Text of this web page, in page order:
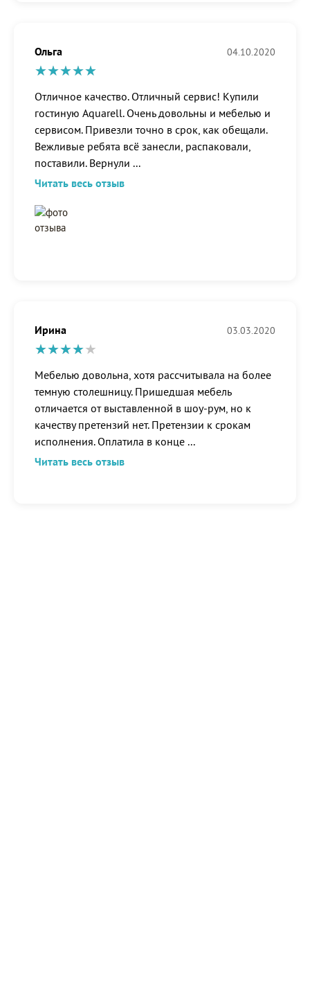
Ольга 04.10.2020
Отличное качество. Отличный сервис! Купили
гостиную Aquarell. Очень довольны и мебелью и
сервисом. Привезли точно в срок, как обещали.
Вежливые ребята всё занесли, распаковали,
поставили. Вернули ...
Читать весь отзыв
Ирина 03.03.2020
Мебелью довольна, хотя рассчитывала на более
темную столешницу. Пришедшая мебель
отличается от выставленной в шоу-рум, но к
качеству претензий нет. Претензии к срокам
исполнения. Оплатила в конце ...
Читать весь отзыв